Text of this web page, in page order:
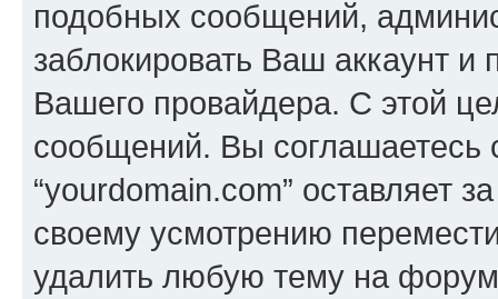
подобных сообщений,
заблокировать Ваш аккаунт и
Вашего провайдера. С этой
сообщений. Вы соглашаетесь
“yourdomain.com” оставляет
своему усмотрению
удалить любую тему на